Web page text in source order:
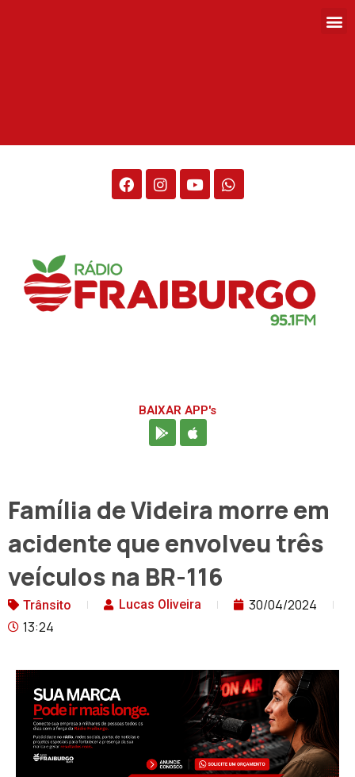
BAIXAR APP's
Família de Videira morre em
acidente que envolveu três
veículos na BR-116
Trânsito Lucas Oliveira
30/04/2024
13:24